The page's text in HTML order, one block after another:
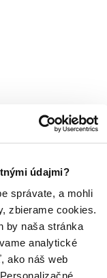
údajmi?
správate, a mohli
zbierame cookies.
by naša stránka
analytické
ako náš web